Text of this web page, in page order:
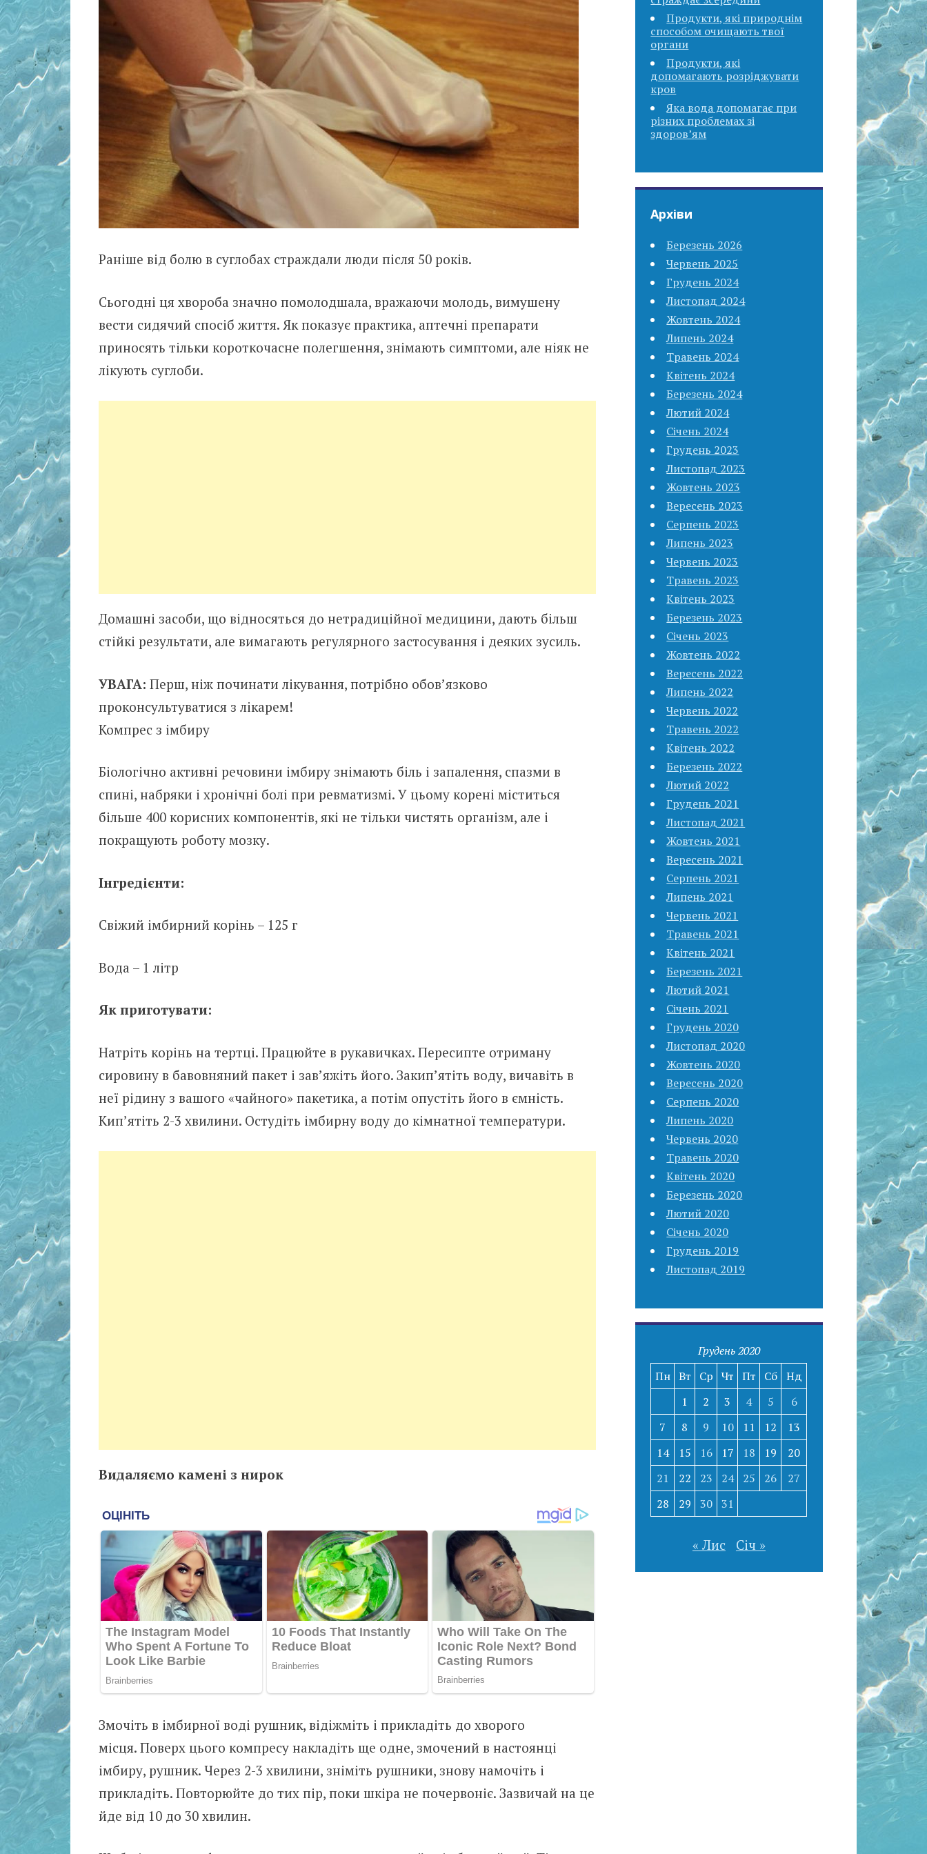
Раніше від болю в суглобах страждали люди після 50 років.
Сьогодні ця хвороба значно помолодшала, вражаючи молодь, вимушену
вести сидячий спосіб життя. Як показує практика, аптечні препарати
приносять тільки короткочасне полегшення, знімають симптоми, але ніяк не
лікують суглоби.
Домашні засоби, що відносяться до нетрадиційної медицини, дають більш
стійкі результати, але вимагають регулярного застосування і деяких зусиль.
УВАГА: Перш, ніж починати лікування, потрібно обов’язково
проконсультуватися з лікарем!
Компрес з імбиру
Біологічно активні речовини імбиру знімають біль і запалення, спазми в
спині, набряки і хронічні болі при ревматизмі. У цьому корені міститься
більше 400 корисних компонентів, які не тільки чистять організм, але і
покращують роботу мозку.
Інгредієнти:
Свіжий імбирний корінь – 125 г
Вода – 1 літр
Як приготувати:
Натріть корінь на тертці. Працюйте в рукавичках. Пересипте отриману
сировину в бавовняний пакет і зав’яжіть його. Закип’ятіть воду, вичавіть в
неї рідину з вашого «чайного» пакетика, а потім опустіть його в ємність.
Кип’ятіть 2-3 хвилини. Остудіть імбирну воду до кімнатної температури.
Видаляємо камені з нирок
Змочіть в імбирної воді рушник, відіжміть і прикладіть до хворого
місця. Поверх цього компресу накладіть ще одне, змочений в настоянці
імбиру, рушник. Через 2-3 хвилини, зніміть рушники, знову намочіть і
прикладіть. Повторюйте до тих пір, поки шкіра не почервоніє. Зазвичай на це
йде від 10 до 30 хвилин.
Продукти, які природнім
способом очищають твої
органи
Продукти, які
допомагають розріджувати
кров
Яка вода допомагає при
різних проблемах зі
здоров’ям
Архіви
Березень 2026
Червень 2025
Грудень 2024
Листопад 2024
Жовтень 2024
Липень 2024
Травень 2024
Квітень 2024
Березень 2024
Лютий 2024
Січень 2024
Грудень 2023
Листопад 2023
Жовтень 2023
Вересень 2023
Серпень 2023
Липень 2023
Червень 2023
Травень 2023
Квітень 2023
Березень 2023
Січень 2023
Жовтень 2022
Вересень 2022
Липень 2022
Червень 2022
Травень 2022
Квітень 2022
Березень 2022
Лютий 2022
Грудень 2021
Листопад 2021
Жовтень 2021
Вересень 2021
Серпень 2021
Липень 2021
Червень 2021
Травень 2021
Квітень 2021
Березень 2021
Лютий 2021
Січень 2021
Грудень 2020
Листопад 2020
Жовтень 2020
Вересень 2020
Серпень 2020
Липень 2020
Червень 2020
Травень 2020
Квітень 2020
Березень 2020
Лютий 2020
Січень 2020
Грудень 2019
Листопад 2019
Грудень 2020
Пн Вт Ср Чт Пт Сб Нд
1
2 3 4 5
6
7
8 9 10 11 12
13
14
15 16 17 18 19
20
21
22 23 24 25 26
27
28
29 30 31
« Лис Січ »